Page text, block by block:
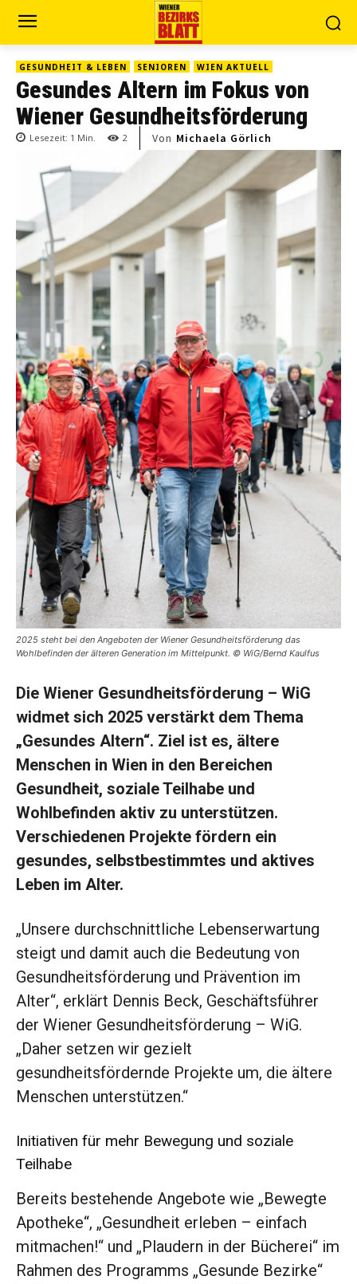
GESUNDHEIT & LEBEN SENIOREN WIEN AKTUELL
Gesundes Altern im Fokus von
Wiener Gesundheitsförderung
Lesezeit: 1 Min. 2 Von Michaela Görlich
2025 steht bei den Angeboten der Wiener Gesundheitsförderung das
Wohlbefinden der älteren Generation im Mittelpunkt. © WiG/Bernd Kaulfus
Die Wiener Gesundheitsförderung – WiG
widmet sich 2025 verstärkt dem Thema
„Gesundes Altern“. Ziel ist es, ältere
Menschen in Wien in den Bereichen
Gesundheit, soziale Teilhabe und
Wohlbefinden aktiv zu unterstützen.
Verschiedenen Projekte fördern ein
gesundes, selbstbestimmtes und aktives
Leben im Alter.
„Unsere durchschnittliche Lebenserwartung
steigt und damit auch die Bedeutung von
Gesundheitsförderung und Prävention im
Alter“, erklärt Dennis Beck, Geschäftsführer
der Wiener Gesundheitsförderung – WiG.
„Daher setzen wir gezielt
gesundheitsfördernde Projekte um, die ältere
Menschen unterstützen.“
Initiativen für mehr Bewegung und soziale
Teilhabe
Bereits bestehende Angebote wie „Bewegte
Apotheke“, „Gesundheit erleben – einfach
mitmachen!“ und „Plaudern in der Bücherei“ im
Rahmen des Programms „Gesunde Bezirke“